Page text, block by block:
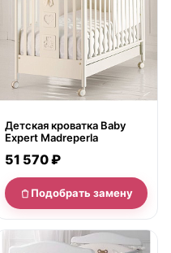
Детская кроватка Baby
Expert Madreperla
51 570 ₽
Подобрать замену
нет в продаже